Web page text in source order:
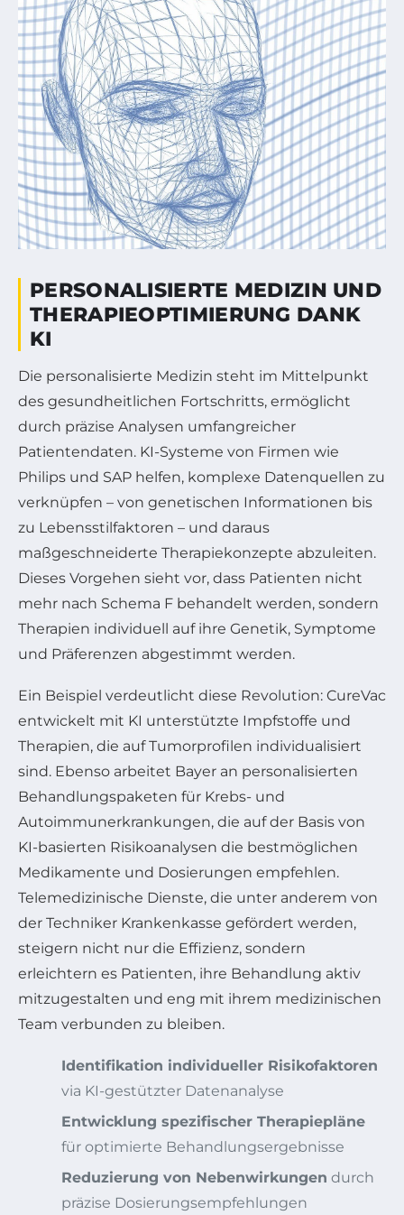
PERSONALISIERTE MEDIZIN UND
THERAPIEOPTIMIERUNG DANK
KI
Die personalisierte Medizin steht im Mittelpunkt
des gesundheitlichen Fortschritts, ermöglicht
durch präzise Analysen umfangreicher
Patientendaten. KI-Systeme von Firmen wie
Philips und SAP helfen, komplexe Datenquellen zu
verknüpfen – von genetischen Informationen bis
zu Lebensstilfaktoren – und daraus
maßgeschneiderte Therapiekonzepte abzuleiten.
Dieses Vorgehen sieht vor, dass Patienten nicht
mehr nach Schema F behandelt werden, sondern
Therapien individuell auf ihre Genetik, Symptome
und Präferenzen abgestimmt werden.
Ein Beispiel verdeutlicht diese Revolution: CureVac
entwickelt mit KI unterstützte Impfstoffe und
Therapien, die auf Tumorprofilen individualisiert
sind. Ebenso arbeitet Bayer an personalisierten
Behandlungspaketen für Krebs- und
Autoimmunerkrankungen, die auf der Basis von
KI-basierten Risikoanalysen die bestmöglichen
Medikamente und Dosierungen empfehlen.
Telemedizinische Dienste, die unter anderem von
der Techniker Krankenkasse gefördert werden,
steigern nicht nur die Effizienz, sondern
erleichtern es Patienten, ihre Behandlung aktiv
mitzugestalten und eng mit ihrem medizinischen
Team verbunden zu bleiben.
Identifikation individueller Risikofaktoren
via KI-gestützter Datenanalyse
Entwicklung spezifischer Therapiepläne
für optimierte Behandlungsergebnisse
Reduzierung von Nebenwirkungen durch
präzise Dosierungsempfehlungen